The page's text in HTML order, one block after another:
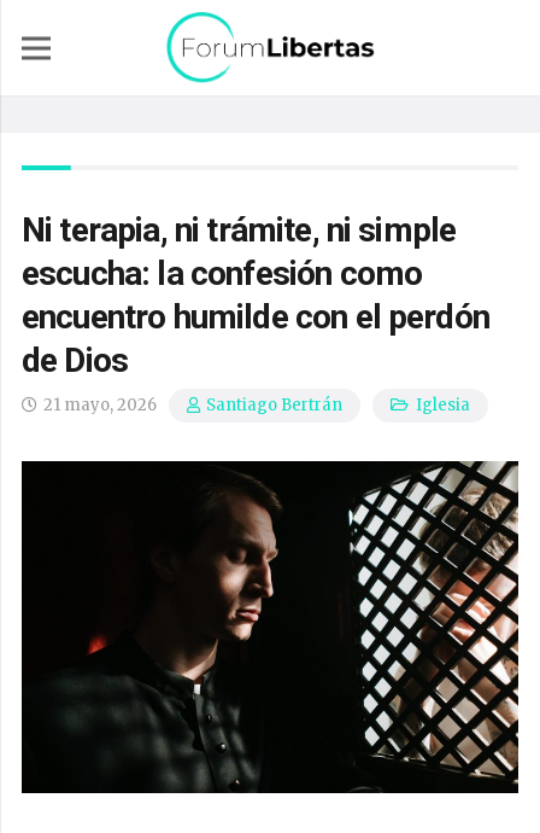
Ni terapia, ni trámite, ni simple
escucha: la confesión como
encuentro humilde con el perdón
de Dios
21 mayo, 2026 Santiago Bertrán Iglesia